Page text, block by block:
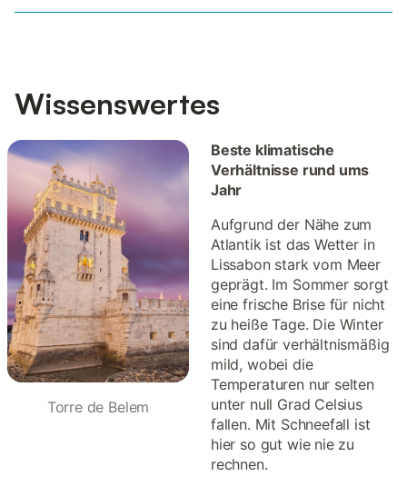
Wissenswertes
Torre de Belem
Beste klimatische
Verhältnisse rund ums
Jahr
Aufgrund der Nähe zum
Atlantik ist das Wetter in
Lissabon stark vom Meer
geprägt. Im Sommer sorgt
eine frische Brise für nicht
zu heiße Tage. Die Winter
sind dafür verhältnismäßig
mild, wobei die
Temperaturen nur selten
unter null Grad Celsius
fallen. Mit Schneefall ist
hier so gut wie nie zu
rechnen.